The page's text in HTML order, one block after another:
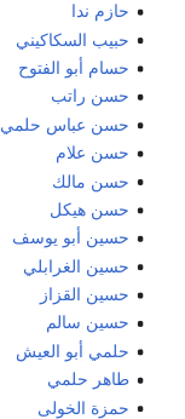
حازم ندا
حبيب السكاكيني
حسام أبو الفتوح
حسن راتب
حسن عباس حلمي
حسن علام
حسن مالك
حسن هيكل
حسين أبو يوسف
حسين الغرابلي
حسين القزاز
حسين سالم
حلمي أبو العيش
طاهر حلمي
حمزة الخولى